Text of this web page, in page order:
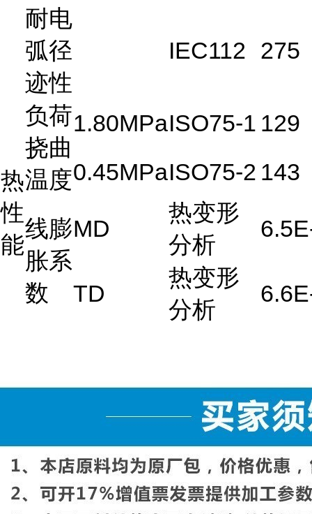
耐电
弧径
迹性
IEC112 275
热
性
能
负荷
挠曲
温度
1.80MPaISO75-1 129
0.45MPaISO75-2 143
线膨
胀系
数
MD
热变形
分析
TD
热变形
分析